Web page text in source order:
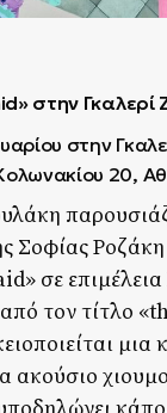
στην Γκαλερί
στην
20,
Σοφίας Ροζάκη
σε επιμέλεια
τον τίτλο
μια
ακούσιο